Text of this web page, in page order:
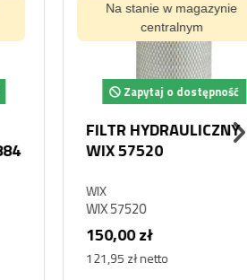
Na stanie w magazynie
centralnym
Zapytaj o dostępność
FILTR HYDRAULICZNY
WIX 57520
WIX 57520
150,00 zł
121,95 zł netto